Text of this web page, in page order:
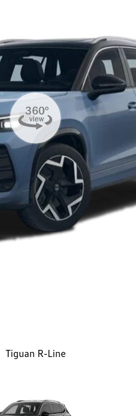
Tiguan R-Line